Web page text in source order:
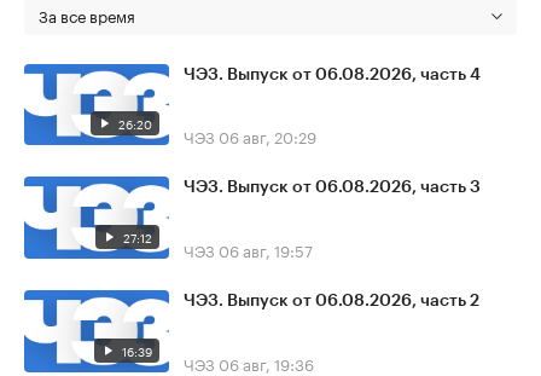
За все время
26:20
ЧЭЗ. Выпуск от 06.08.2026, часть 4
ЧЭЗ 06 авг, 20:29
27:12
ЧЭЗ. Выпуск от 06.08.2026, часть 3
ЧЭЗ 06 авг, 19:57
16:39
ЧЭЗ. Выпуск от 06.08.2026, часть 2
ЧЭЗ 06 авг, 19:36